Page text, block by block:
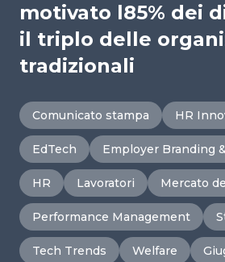
motivato l85% dei
il triplo delle
tradizionali
Comunicato stampa HR
EdTech Employer Branding
HR Lavoratori Mercato
Performance Management
Tech Trends Welfare